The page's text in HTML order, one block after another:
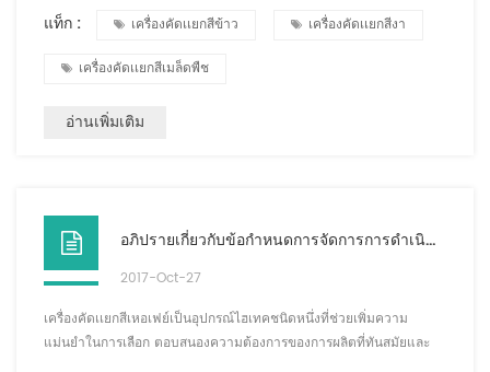
เครื่องจักรชนิดใหม่นี้มีขนาดเล็ก พกพาสะดวก การวิเคราะห์อัจฉริยะเพียง
ชื่นชอบของลูกค้าทั้งเก่าและใหม่ส่วนใหญ่...
แท็ก : เครื่องคัดเเยกสีข้าว เครื่องคัดเเยกสีงา
เครื่องคัดเเยกสีเมล็ดพืช
อ่านเพิ่มเติม
อภิปรายเกี่ยวกับข้อกำหนดการจัดการการดำเนินงานของเครื่องคัดเเยกสีในเหอเฟย์
2017-Oct-27
เครื่องคัดเเยกสีเหอเฟย์เป็นอุปกรณ์ไฮเทคชนิดหนึ่งที่ช่วยเพิ่มความ
แม่นยำในการเลือก ตอบสนองความต้องการของการผลิตที่ทันสมัยและ